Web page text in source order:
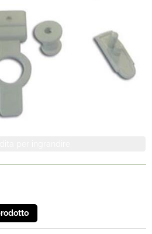
Nautica
Del mese
e Occasioni
Con Noi